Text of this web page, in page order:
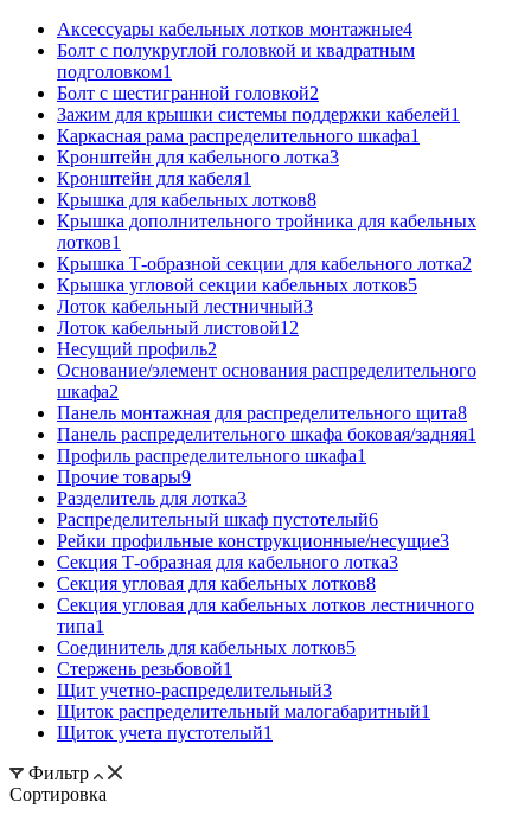
Аксессуары кабельных лотков монтажные4
Болт с полукруглой головкой и квадратным
подголовком1
Болт с шестигранной головкой2
Зажим для крышки системы поддержки кабелей1
Каркасная рама распределительного шкафа1
Кронштейн для кабельного лотка3
Кронштейн для кабеля1
Крышка для кабельных лотков8
Крышка дополнительного тройника для кабельных
лотков1
Крышка Т-образной секции для кабельного лотка2
Крышка угловой секции кабельных лотков5
Лоток кабельный лестничный3
Лоток кабельный листовой12
Несущий профиль2
Основание/элемент основания распределительного
шкафа2
Панель монтажная для распределительного щита8
Панель распределительного шкафа боковая/задняя1
Профиль распределительного шкафа1
Прочие товары9
Разделитель для лотка3
Распределительный шкаф пустотелый6
Рейки профильные конструкционные/несущие3
Секция Т-образная для кабельного лотка3
Секция угловая для кабельных лотков8
Секция угловая для кабельных лотков лестничного
типа1
Соединитель для кабельных лотков5
Стержень резьбовой1
Щит учетно-распределительный3
Щиток распределительный малогабаритный1
Щиток учета пустотелый1
Фильтр
Сортировка